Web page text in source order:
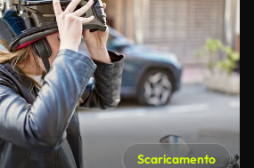
Scaricamento